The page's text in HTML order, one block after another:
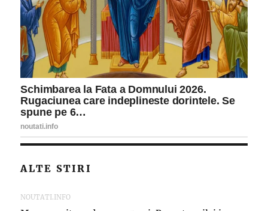
ALTE STIRI
NOUTATI.INFO